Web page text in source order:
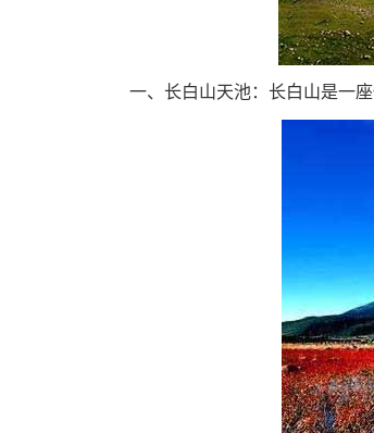
一、长白山天池：长白山是一座